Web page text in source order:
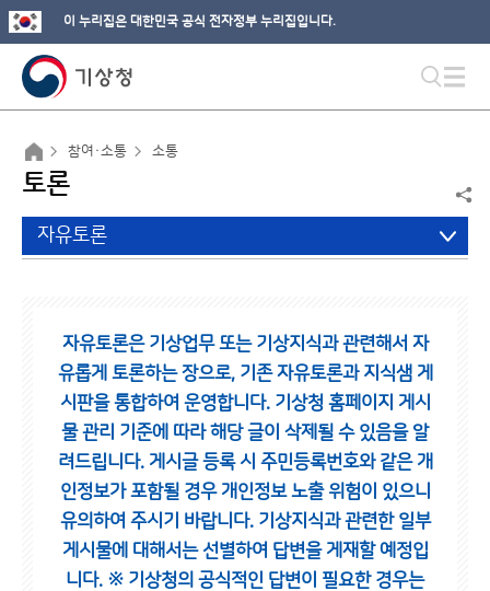
이 누리집은 대한민국 공식 전자정부 누리집입니다.
참여·소통 소통
토론
자유토론
자유토론은 기상업무 또는 기상지식과 관련해서 자
유롭게 토론하는 장으로, 기존 자유토론과 지식샘 게
시판을 통합하여 운영합니다. 기상청 홈페이지 게시
물 관리 기준에 따라 해당 글이 삭제될 수 있음을 알
려드립니다. 게시글 등록 시 주민등록번호와 같은 개
인정보가 포함될 경우 개인정보 노출 위험이 있으니
유의하여 주시기 바랍니다. 기상지식과 관련한 일부
게시물에 대해서는 선별하여 답변을 게재할 예정입
니다. ※ 기상청의 공식적인 답변이 필요한 경우는